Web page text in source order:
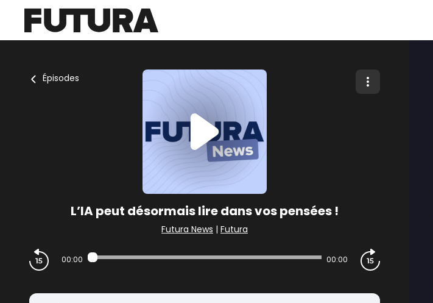
Épisodes
L’IA peut désormais lire dans vos pensées !
Futura News | Futura
00:00 00:00